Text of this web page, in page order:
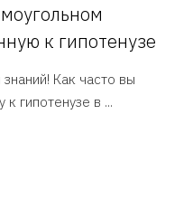
к гипотенузе
Как часто вы
гипотенузе в ...